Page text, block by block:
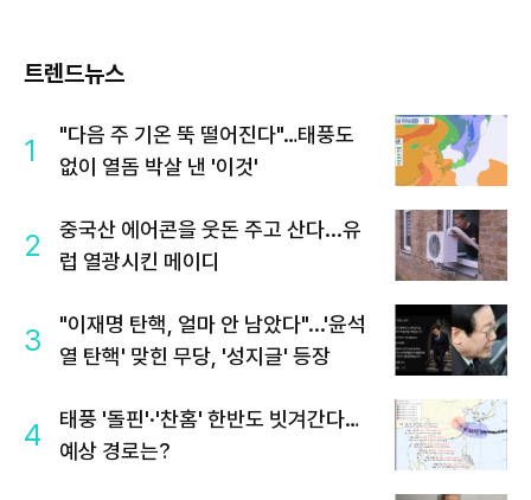
트렌드뉴스
1
"다음 주 기온 뚝 떨어진다"…태풍도
없이 열돔 박살 낸 '이것'
2
중국산 에어콘을 웃돈 주고 산다...유
럽 열광시킨 메이디
3
"이재명 탄핵, 얼마 안 남았다"...'윤석
열 탄핵' 맞힌 무당, '성지글' 등장
4
태풍 '돌핀'·'찬홈' 한반도 빗겨간다…
예상 경로는?